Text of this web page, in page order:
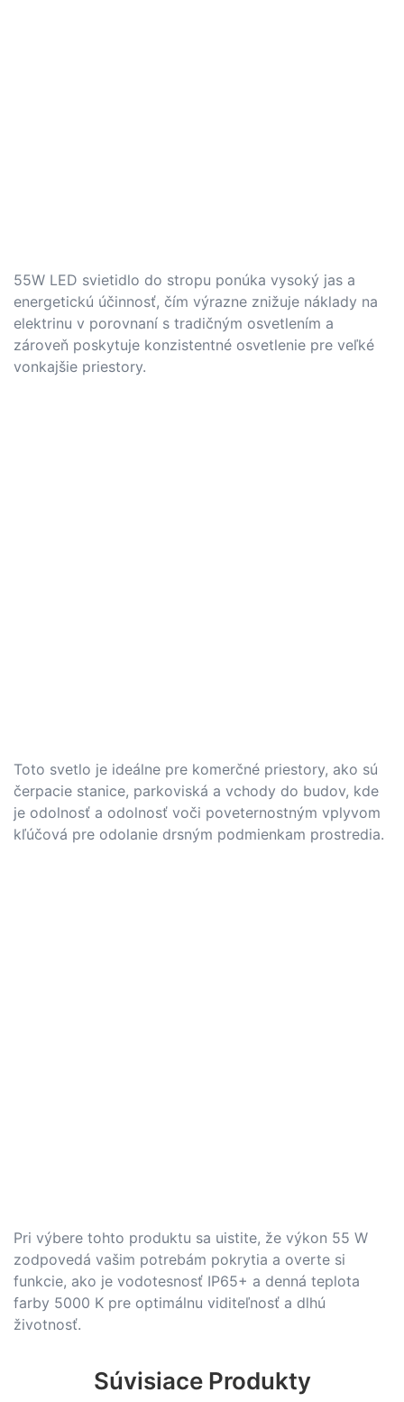
55W LED svietidlo do stropu ponúka vysoký jas a
energetickú účinnosť, čím výrazne znižuje náklady na
elektrinu v porovnaní s tradičným osvetlením a
zároveň poskytuje konzistentné osvetlenie pre veľké
vonkajšie priestory.
Toto svetlo je ideálne pre komerčné priestory, ako sú
čerpacie stanice, parkoviská a vchody do budov, kde
je odolnosť a odolnosť voči poveternostným vplyvom
kľúčová pre odolanie drsným podmienkam prostredia.
Pri výbere tohto produktu sa uistite, že výkon 55 W
zodpovedá vašim potrebám pokrytia a overte si
funkcie, ako je vodotesnosť IP65+ a denná teplota
farby 5000 K pre optimálnu viditeľnosť a dlhú
životnosť.
Súvisiace Produkty